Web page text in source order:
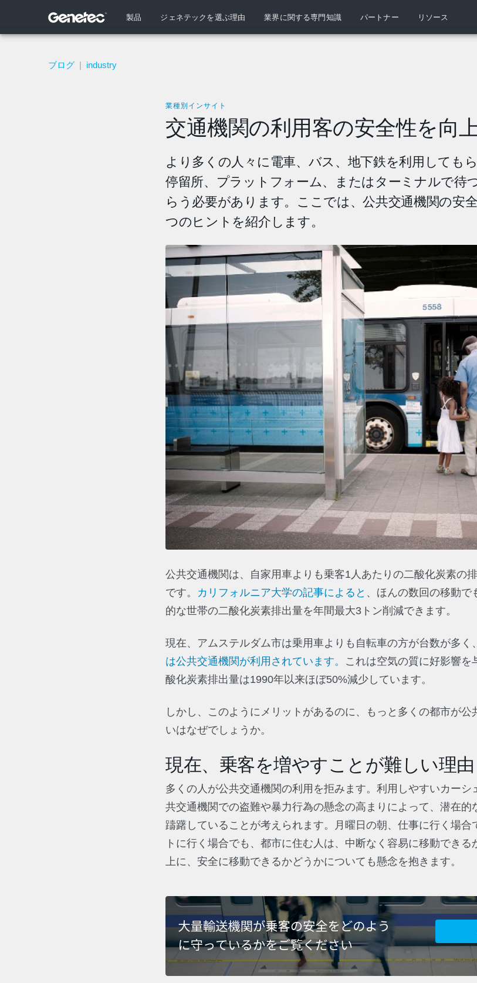
製品 ジェネテックを選ぶ理由 業界に関する専門知識 パートナー リソース
ブログ | industry
業種別インサイト
交通機関の利用客の安全性を向
より多くの人々に電車、バス、地下鉄を利用しても
停留所、プラットフォーム、またはターミナルで待
らう必要があります。ここでは、公共交通機関の安
つのヒントを紹介します。
公共交通機関は、自家用車よりも乗客1人あたりの二酸化炭素の
です。 カリフォルニア大学の記事によると 、ほんの数回の移動で
的な世帯の二酸化炭素排出量を年間最大3トン削減できます。
現在、アムステルダム市は乗用車よりも自転車の方が台数が多く、
は公共交通機関が利用されています。 これは空気の質に好影響を
酸化炭素排出量は1990年以来ほぼ50%減少しています。
しかし、このようにメリットがあるのに、もっと多くの都市が
いはなぜでしょうか。
現在、乗客を増やすことが難しい理由
多くの人が公共交通機関の利用を拒みます。利用しやすいカーシ
共交通機関での盗難や暴力行為の懸念の高まりによって、潜在的
躊躇していることが考えられます。月曜日の朝、仕事に行く場合
トに行く場合でも、都市に住む人は、中断なく容易に移動でき
上に、安全に移動できるかどうかについても懸念を抱きます。